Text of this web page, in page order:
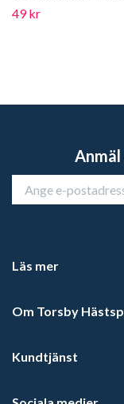
49 kr
Läs mer
Om Torsby
Kundtjänst